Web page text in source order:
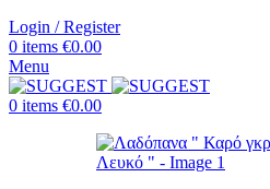
Login / Register
0 items €0.00
Menu
0 items €0.00